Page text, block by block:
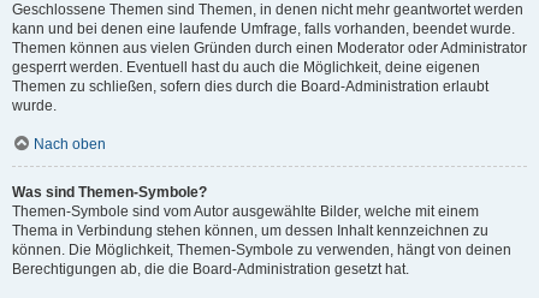
Geschlossene Themen sind Themen, in denen nicht mehr geantwortet werden
kann und bei denen eine laufende Umfrage, falls vorhanden, beendet wurde.
Themen können aus vielen Gründen durch einen Moderator oder Administrator
gesperrt werden. Eventuell hast du auch die Möglichkeit, deine eigenen
Themen zu schließen, sofern dies durch die Board-Administration erlaubt
wurde.
Nach oben
Was sind Themen-Symbole?
Themen-Symbole sind vom Autor ausgewählte Bilder, welche mit einem
Thema in Verbindung stehen können, um dessen Inhalt kennzeichnen zu
können. Die Möglichkeit, Themen-Symbole zu verwenden, hängt von deinen
Berechtigungen ab, die die Board-Administration gesetzt hat.